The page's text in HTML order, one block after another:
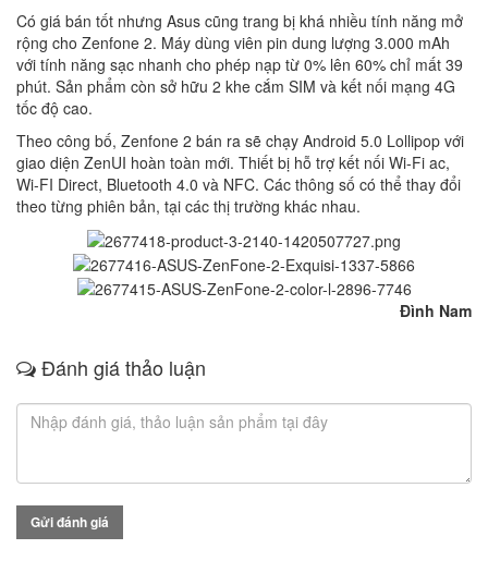
Có giá bán tốt nhưng Asus cũng trang bị khá nhiều tính năng mở
rộng cho Zenfone 2. Máy dùng viên pin dung lượng 3.000 mAh
với tính năng sạc nhanh cho phép nạp từ 0% lên 60% chỉ mất 39
phút. Sản phẩm còn sở hữu 2 khe cắm SIM và kết nối mạng 4G
tốc độ cao.
Theo công bố, Zenfone 2 bán ra sẽ chạy Android 5.0 Lollipop với
giao diện ZenUI hoàn toàn mới. Thiết bị hỗ trợ kết nối Wi-Fi ac,
Wi-FI Direct, Bluetooth 4.0 và NFC. Các thông số có thể thay đổi
theo từng phiên bản, tại các thị trường khác nhau.
Đình Nam
Đánh giá thảo luận
Gửi đánh giá